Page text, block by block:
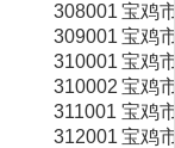
308001 宝鸡
309001 宝鸡
310001 宝鸡
310002 宝鸡
311001 宝鸡
312001 宝鸡